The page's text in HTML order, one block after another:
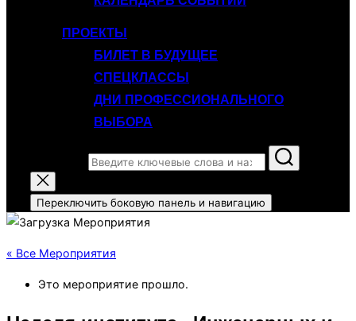
ПРОЕКТЫ
БИЛЕТ В БУДУЩЕЕ
СПЕЦКЛАССЫ
ДНИ ПРОФЕССИОНАЛЬНОГО
ВЫБОРА
Переключить боковую панель и навигацию
« Все Мероприятия
Это мероприятие прошло.